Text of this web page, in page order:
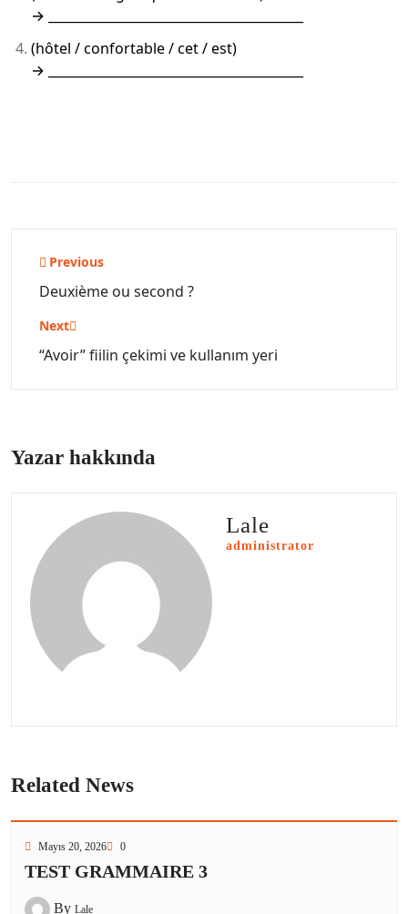
→ ________________________________________
(hôtel / confortable / cet / est)
→ ________________________________________
Yazı
gezinmesi
Previous
Deuxième ou second ?
Next
“Avoir” fiilin çekimi ve kullanım yeri
Yazar hakkında
Lale
administrator
Related News
Mayıs 20, 2026 0
TEST GRAMMAIRE 3
By Lale